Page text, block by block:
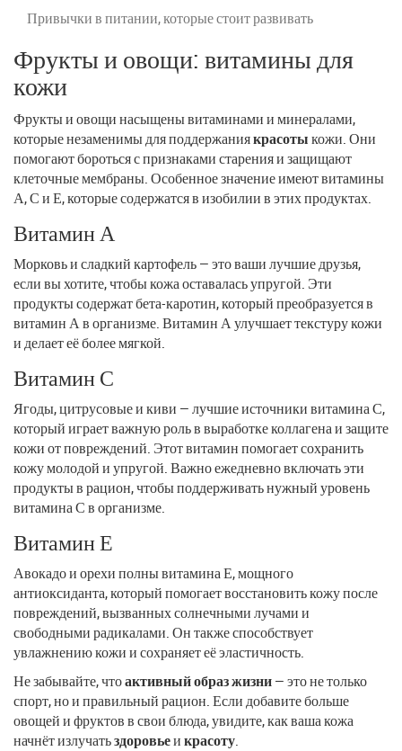
Привычки в питании, которые стоит развивать
Фрукты и овощи: витамины для
кожи
Фрукты и овощи насыщены витаминами и минералами,
которые незаменимы для поддержаниякрасотыкожи. Они
помогают бороться с признаками старения и защищают
клеточные мембраны. Особенное значение имеют витамины
А, С и Е, которые содержатся в изобилии в этих продуктах.
Витамин А
Морковь и сладкий картофель — это ваши лучшие друзья,
если вы хотите, чтобы кожа оставалась упругой. Эти
продукты содержат бета-каротин, который преобразуется в
витамин А в организме. Витамин А улучшает текстуру кожи
и делает её более мягкой.
Витамин С
Ягоды, цитрусовые и киви — лучшие источники витамина С,
который играет важную роль в выработке коллагена и защите
кожи от повреждений. Этот витамин помогает сохранить
кожу молодой и упругой. Важно ежедневно включать эти
продукты в рацион, чтобы поддерживать нужный уровень
витамина С в организме.
Витамин Е
Авокадо и орехи полны витамина Е, мощного
антиоксиданта, который помогает восстановить кожу после
повреждений, вызванных солнечными лучами и
свободными радикалами. Он также способствует
увлажнению кожи и сохраняет её эластичность.
Не забывайте, чтоактивный образ жизни— это не только
спорт, но и правильный рацион. Если добавите больше
овощей и фруктов в свои блюда, увидите, как ваша кожа
начнёт излучатьздоровьеикрасоту.